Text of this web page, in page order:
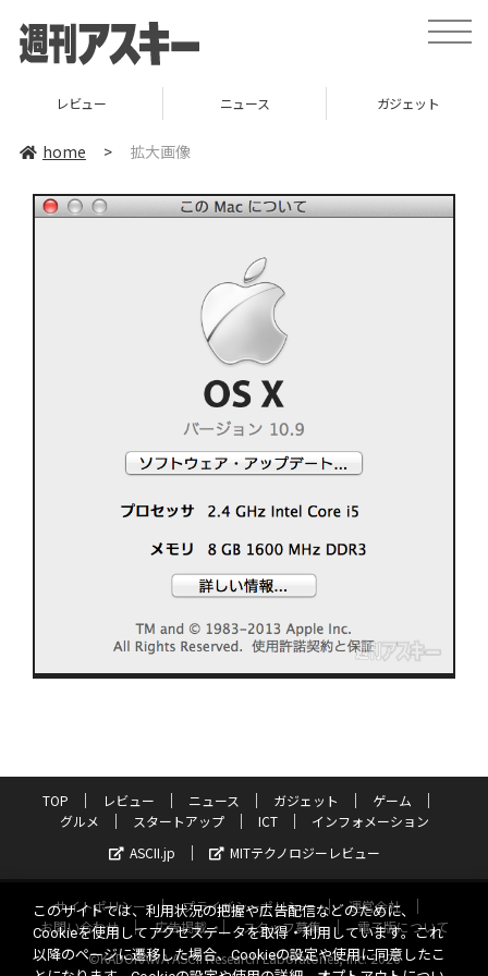
toggle
レビュー ニュース ガジェット
home > 拡大画像
TOP レビュー ニュース ガジェット
ゲーム
グルメ
スタートアップ ICT
インフォメーション
ASCII.jp
MITテクノロジーレビュー
サイトポリシー プライバシーポリシー
運営会社
お問い合わせ
広告掲載 スタッフ募集
電子版について
©KADOKAWA ASCII Research Laboratories, Inc. 2026
このサイトでは、利用状況の把握や広告配信などのために、
Cookieを使用してアクセスデータを取得・利用しています。これ
以降のページに遷移した場合、Cookieの設定や使用に同意したこ